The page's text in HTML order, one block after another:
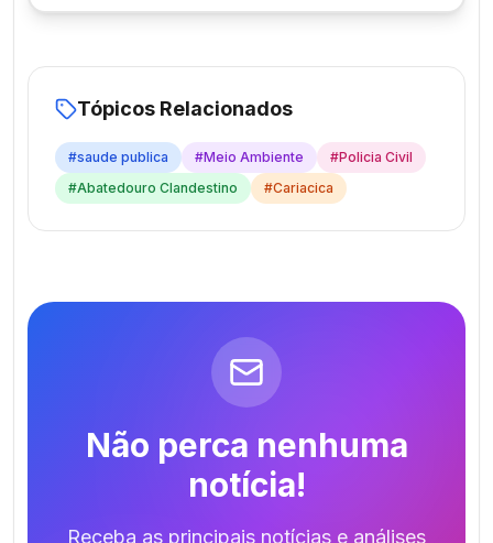
Tópicos Relacionados
#saude publica #Meio Ambiente #Policia Civil
#Abatedouro Clandestino #Cariacica
Não perca nenhuma
notícia!
Receba as principais notícias e análises